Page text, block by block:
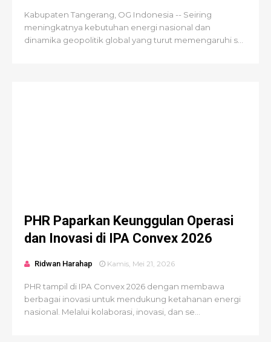
Kabupaten Tangerang, OG Indonesia -- Seiring
meningkatnya kebutuhan energi nasional dan
dinamika geopolitik global yang turut memengaruhi s...
PHR Paparkan Keunggulan Operasi
dan Inovasi di IPA Convex 2026
Ridwan Harahap Kamis, Mei 21, 2026
PHR tampil di IPA Convex 2026 dengan membawa
berbagai inovasi untuk mendukung ketahanan energi
nasional. Melalui kolaborasi, inovasi, dan se...